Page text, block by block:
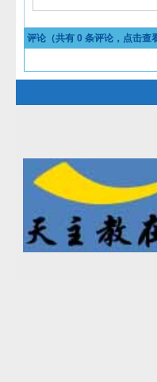
评论（共有 0 条评论，点击查